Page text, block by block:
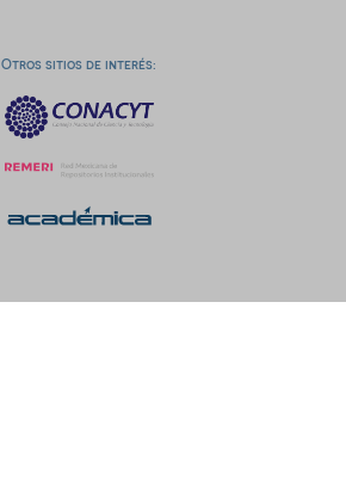
Otros sitios de interés: